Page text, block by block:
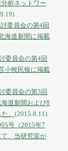
析ネットワー
委員会の第4回
海道新聞に掲載
委員会の第4回
小牧民報に掲載
委員会の第3回
道新聞および8
。 (2015.8.11)
号（2015年7
、当研究室が